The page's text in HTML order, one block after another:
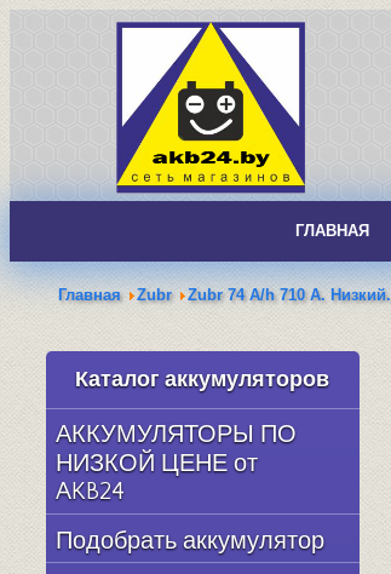
ГЛАВНАЯ
Главная Zubr Zubr 74 A/h 710 А. Низкий.
Каталог аккумуляторов
АККУМУЛЯТОРЫ ПО
НИЗКОЙ ЦЕНЕ от
AKB24
Подобрать аккумулятор